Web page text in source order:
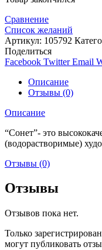
Сравнение
Список желаний
Артикул: 105792
Поделиться
Facebook Twitter Email
Описание
Отзывы (0)
Описание
“Сонет”- это
(водорастворимые)
Отзывы (0)
Отзывы
Отзывов пока нет.
Только
могут публиковать